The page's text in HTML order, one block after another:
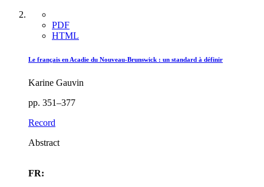
PDF
HTML
Le français en Acadie du Nouveau-Brunswick : un standard à définir
Karine Gauvin
pp. 351–377
Record
Abstract
FR: